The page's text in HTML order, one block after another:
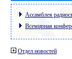
Ассамблея
Всемирная
Отдел новостей